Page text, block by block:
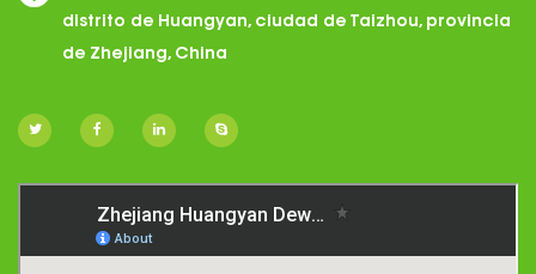
distrito de Huangyan, ciudad de Taizhou, provincia
de Zhejiang, China